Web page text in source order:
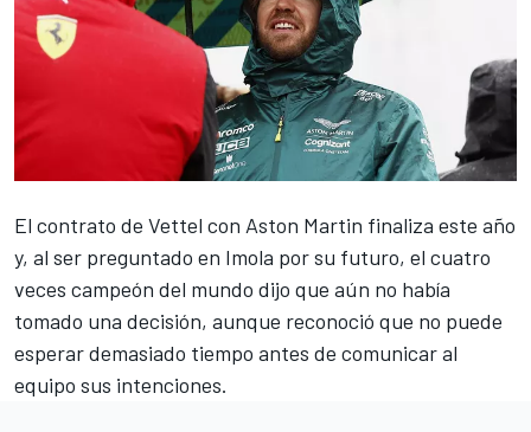
El contrato de Vettel con Aston Martin finaliza este año
y, al ser preguntado en Imola por su futuro, el cuatro
veces campeón del mundo dijo que aún no había
tomado una decisión, aunque reconoció que no puede
esperar demasiado tiempo antes de comunicar al
equipo sus intenciones.